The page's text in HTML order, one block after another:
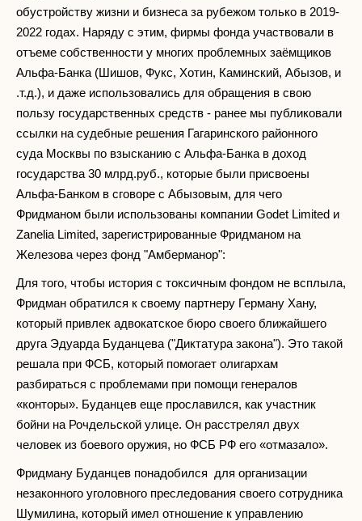
обустройству жизни и бизнеса за рубежом только в 2019-
2022 годах. Наряду с этим, фирмы фонда участвовали в
отъеме собственности у многих проблемных заёмщиков
Альфа-Банка (Шишов, Фукс, Хотин, Каминский, Абызов, и
.т.д.), и даже использовались для обращения в свою
пользу государственных средств - ранее мы публиковали
ссылки на судебные решения Гагаринского районного
суда Москвы по взысканию с Альфа-Банка в доход
государства 30 млрд.руб., которые были присвоены
Альфа-Банком в сговоре с Абызовым, для чего
Фридманом были использованы компании Godet Limited и
Zanelia Limited, зарегистрированные Фридманом на
Железова через фонд "Амберманор":
Для того, чтобы история с токсичным фондом не всплыла,
Фридман обратился к своему партнеру Герману Хану,
который привлек адвокатское бюро своего ближайшего
друга Эдуарда Буданцева ("Диктатура закона"). Это такой
решала при ФСБ, который помогает олигархам
разбираться с проблемами при помощи генералов
«конторы». Буданцев еще прославился, как участник
бойни на Рочдельской улице. Он расстрелял двух
человек из боевого оружия, но ФСБ РФ его «отмазало».
Фридману Буданцев понадобился для организации
незаконного уголовного преследования своего сотрудника
Шумилина, который имел отношение к управлению